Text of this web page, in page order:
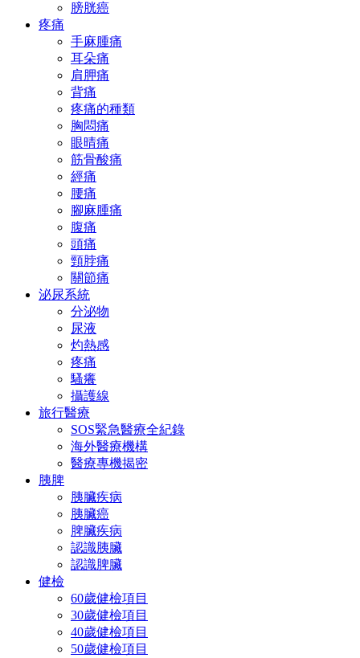
膀胱癌
疼痛
手麻腫痛
耳朵痛
肩胛痛
背痛
疼痛的種類
胸悶痛
眼晴痛
筋骨酸痛
經痛
腰痛
腳麻腫痛
腹痛
頭痛
頸脖痛
關節痛
泌尿系統
分泌物
尿液
灼熱感
疼痛
騷癢
攝護線
旅行醫療
SOS緊急醫療全紀錄
海外醫療機構
醫療專機揭密
胰脾
胰臟疾病
胰臟癌
脾臟疾病
認識胰臟
認識脾臟
健檢
60歲健檢項目
30歲健檢項目
40歲健檢項目
50歲健檢項目